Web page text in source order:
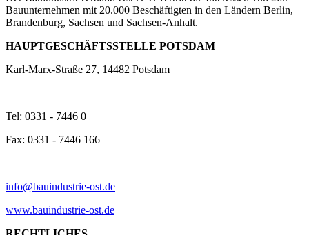
Bauunternehmen mit 20.000 Beschäftigten in den Ländern Berlin,
Brandenburg, Sachsen und Sachsen-Anhalt.
HAUPTGESCHÄFTSSTELLE POTSDAM
Karl-Marx-Straße 27, 14482 Potsdam
Tel: 0331 - 7446 0
Fax: 0331 - 7446 166
info@bauindustrie-ost.de
www.bauindustrie-ost.de